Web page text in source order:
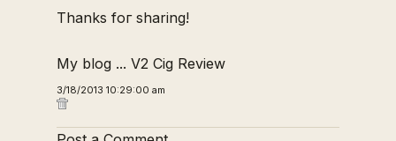
Thanks foг sharing!
My blog ... V2 Cig Review
3/18/2013 10:29:00 am